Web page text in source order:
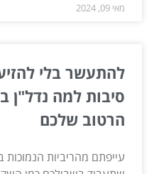
מאי 09, 2024
סיבות למה נדל"ן
הרטוב שלכם
עייפתם מהריביות